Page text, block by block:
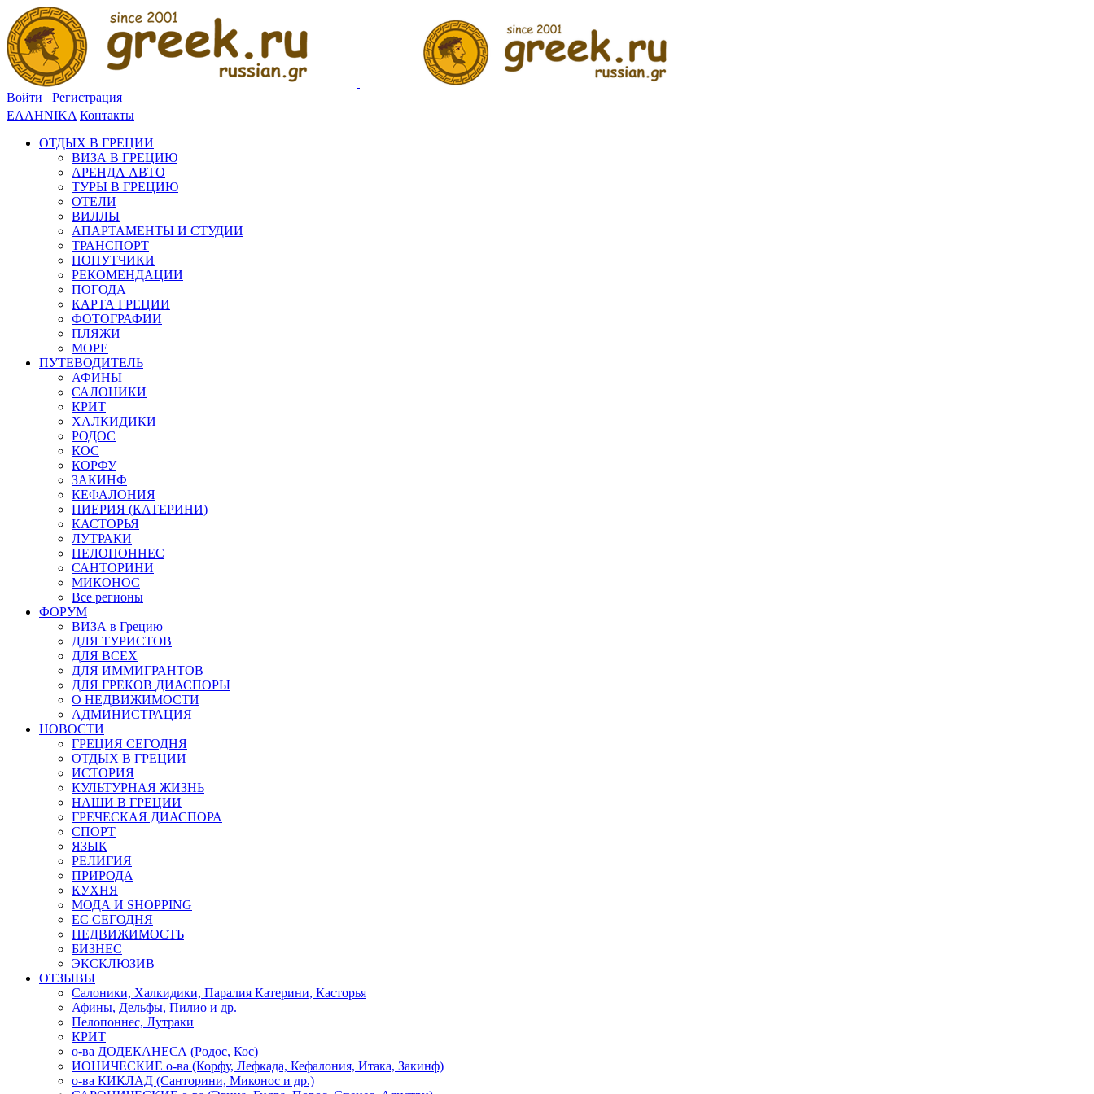
Войти
Регистрация
ΕΛΛΗΝΙΚΑ Контакты
ОТДЫХ В ГРЕЦИИ
ВИЗА В ГРЕЦИЮ
АРЕНДА АВТО
ТУРЫ В ГРЕЦИЮ
ОТЕЛИ
ВИЛЛЫ
АПАРТАМЕНТЫ И СТУДИИ
ТРАНСПОРТ
ПОПУТЧИКИ
РЕКОМЕНДАЦИИ
ПОГОДА
КАРТА ГРЕЦИИ
ФОТОГРАФИИ
ПЛЯЖИ
МОРЕ
ПУТЕВОДИТЕЛЬ
АФИНЫ
САЛОНИКИ
КРИТ
ХАЛКИДИКИ
РОДОС
КОС
КОРФУ
ЗАКИНФ
КЕФАЛОНИЯ
ПИЕРИЯ (КАТЕРИНИ)
КАСТОРЬЯ
ЛУТРАКИ
ПЕЛОПОННЕС
САНТОРИНИ
МИКОНОС
Все регионы
ФОРУМ
ВИЗА в Грецию
ДЛЯ ТУРИСТОВ
ДЛЯ ВСЕХ
ДЛЯ ИММИГРАНТОВ
ДЛЯ ГРЕКОВ ДИАСПОРЫ
О НЕДВИЖИМОСТИ
АДМИНИСТРАЦИЯ
НОВОСТИ
ГРЕЦИЯ СЕГОДНЯ
ОТДЫХ В ГРЕЦИИ
ИСТОРИЯ
КУЛЬТУРНАЯ ЖИЗНЬ
НАШИ В ГРЕЦИИ
ГРЕЧЕСКАЯ ДИАСПОРА
СПОРТ
ЯЗЫК
РЕЛИГИЯ
ПРИРОДА
КУХНЯ
МОДА И SHOPPING
ЕС СЕГОДНЯ
НЕДВИЖИМОСТЬ
БИЗНЕС
ЭКСКЛЮЗИВ
ОТЗЫВЫ
Салоники, Халкидики, Паралия Катерини, Касторья
Афины, Дельфы, Пилио и др.
Пелопоннес, Лутраки
КРИТ
о-ва ДОДЕКАНЕСА (Родос, Кос)
ИОНИЧЕСКИЕ о-ва (Корфу, Лефкада, Кефалония, Итака, Закинф)
о-ва КИКЛАД (Санторини, Миконос и др.)